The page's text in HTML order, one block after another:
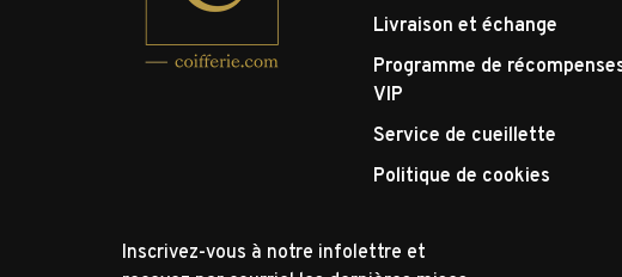
Livraison et échange
Programme de
VIP
Service de cueillette
Politique de cookies
Inscrivez-vous à notre infolettre et